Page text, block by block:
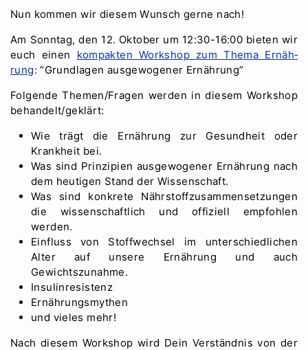
Nun kommen wir diesem Wunsch gerne nach!
Am Sonntag, den 12. Oktober um 12:30-16:00 bieten wir
euch einen kompakten Workshop zum Thema Er­näh­
rung: “Grundlagen ausgewogener Er­näh­rung”
Folgende Themen/Fragen werden in diesem Workshop
behandelt/geklärt:
Wie trägt die Er­näh­rung zur Gesundheit oder
Krankheit bei.
Was sind Prinzipien ausgewogener Er­näh­rung nach
dem heutigen Stand der Wissenschaft.
Was sind konkrete Nährstoffzusammensetzungen
die wissenschaftlich und offiziell empfohlen
werden.
Einfluss von Stoffwechsel im unterschiedlichen
Alter auf unsere Er­näh­rung und auch
Gewichtszunahme.
Insulinresistenz
Er­näh­rungsmythen
und vieles mehr!
Nach diesem Workshop wird Dein Verständnis von der